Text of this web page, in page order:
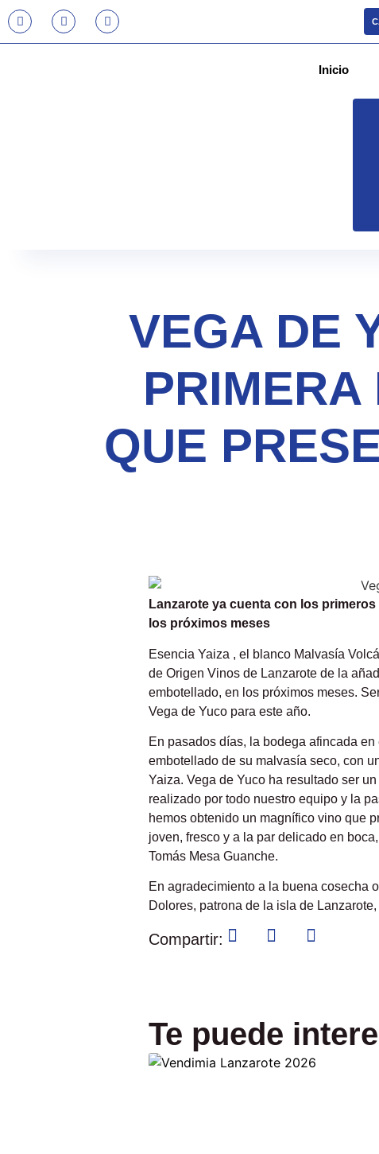
Inicio
VEGA DE
QUE
Lanzarote ya cuenta con los
los próximos meses
Esencia Yaiza , el blanco Malvasía
de Origen Vinos de Lanzarote de la
embotellado, en los próximos meses.
Vega de Yuco para este año.
En pasados días, la bodega afincada
embotellado de su malvasía seco, con
Yaiza. Vega de Yuco ha resultado ser
realizado por todo nuestro equipo y la
hemos obtenido un magnífico vino que
joven, fresco y a la par delicado en
Tomás Mesa Guanche.
En agradecimiento a la buena cosecha
Dolores, patrona de la isla de
Compartir:
Te puede